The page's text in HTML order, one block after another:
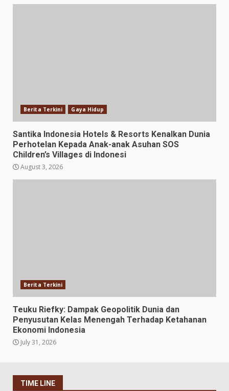
Berita Terkini Gaya Hidup
Santika Indonesia Hotels & Resorts Kenalkan Dunia
Perhotelan Kepada Anak-anak Asuhan SOS
Children’s Villages di Indonesi
August 3, 2026
Berita Terkini
Teuku Riefky: Dampak Geopolitik Dunia dan
Penyusutan Kelas Menengah Terhadap Ketahanan
Ekonomi Indonesia
July 31, 2026
TIME LINE